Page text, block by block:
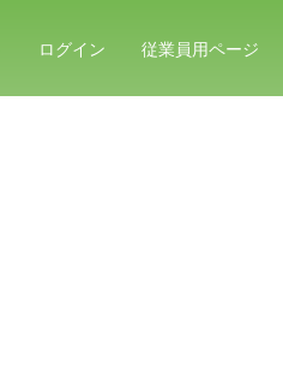
ログイン 従業員用ページ